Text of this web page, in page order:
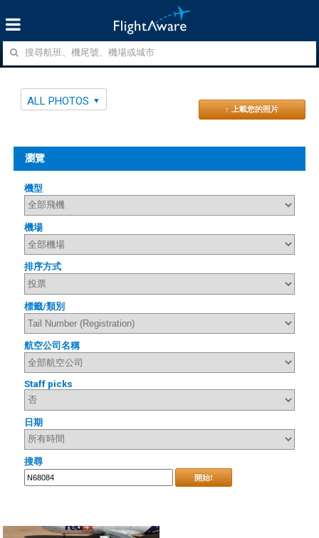
ALL PHOTOS
↑ 上載您的照片
瀏覽
機型
機場
排序方式
標籤/類別
航空公司名稱
Staff picks
日期
搜尋
開始!